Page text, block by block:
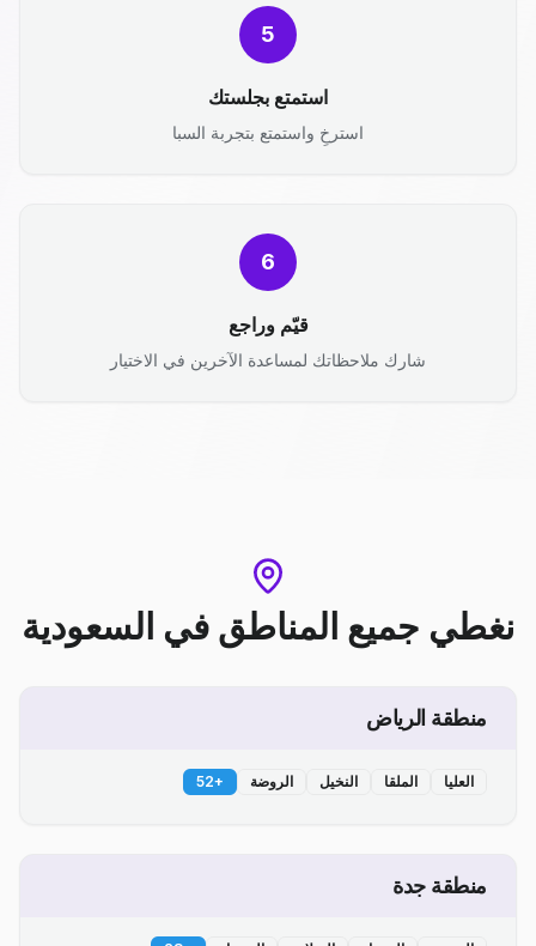
5
استمتع بجلستك
استرخِ واستمتع بتجربة السبا
6
قيّم وراجع
شارك ملاحظاتك لمساعدة الآخرين في الاختيار
نغطي جميع المناطق في السعودية
منطقة الرياض
العليا الملقا النخيل الروضة +
52
منطقة جدة